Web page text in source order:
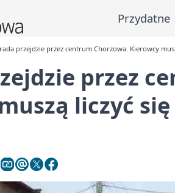
Przydatne
przejdzie przez centrum Chorzowa. Kierowcy
przez
liczyć